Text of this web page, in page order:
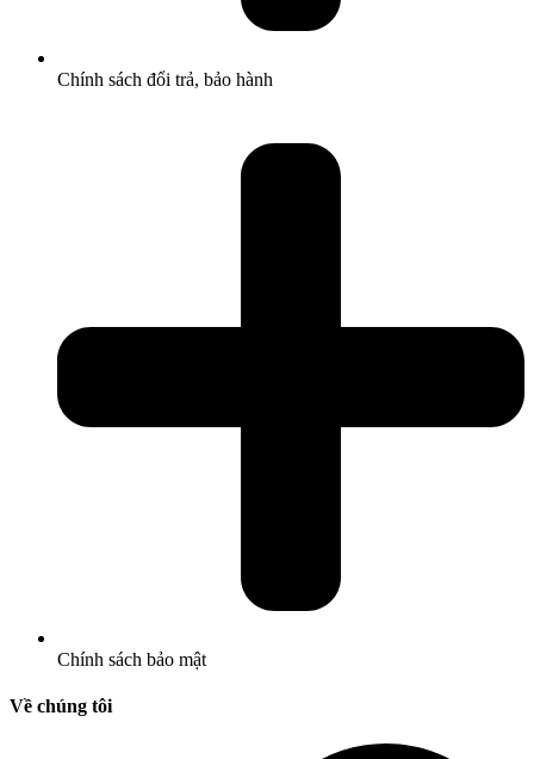
Chính sách đổi trả, bảo hành
Chính sách bảo mật
Về chúng tôi